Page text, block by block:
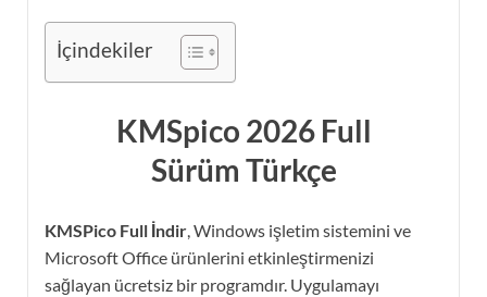
İçindekiler
KMSpico 2026 Full
Sürüm Türkçe
KMSPico Full İndir , Windows işletim sistemini ve
Microsoft Office ürünlerini etkinleştirmenizi
sağlayan ücretsiz bir programdır. Uygulamayı